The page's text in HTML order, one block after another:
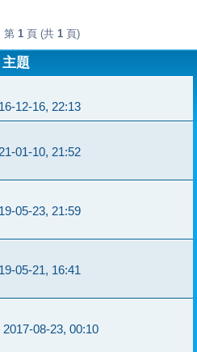
第 1頁 (共 1頁)
主題
12-16, 22:13
01-10, 21:52
05-23, 21:59
05-21, 16:41
2017-08-23, 00:10